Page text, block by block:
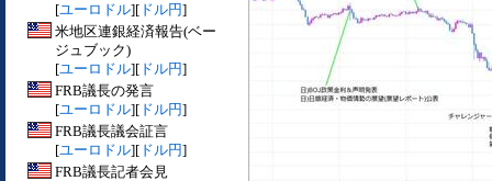
[ユーロドル][ ドル円]
米地区連銀経済報告(ベー
ジュブック)
[ユーロドル][ ドル円]
FRB議長の発言
[ユーロドル][ ドル円]
FRB議長議会証言
[ユーロドル][ ドル円]
FRB議長記者会見